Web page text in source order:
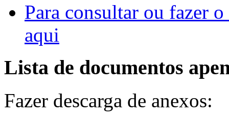
Para consultar ou fazer
aqui
Lista de documentos
Fazer descarga de anexos: